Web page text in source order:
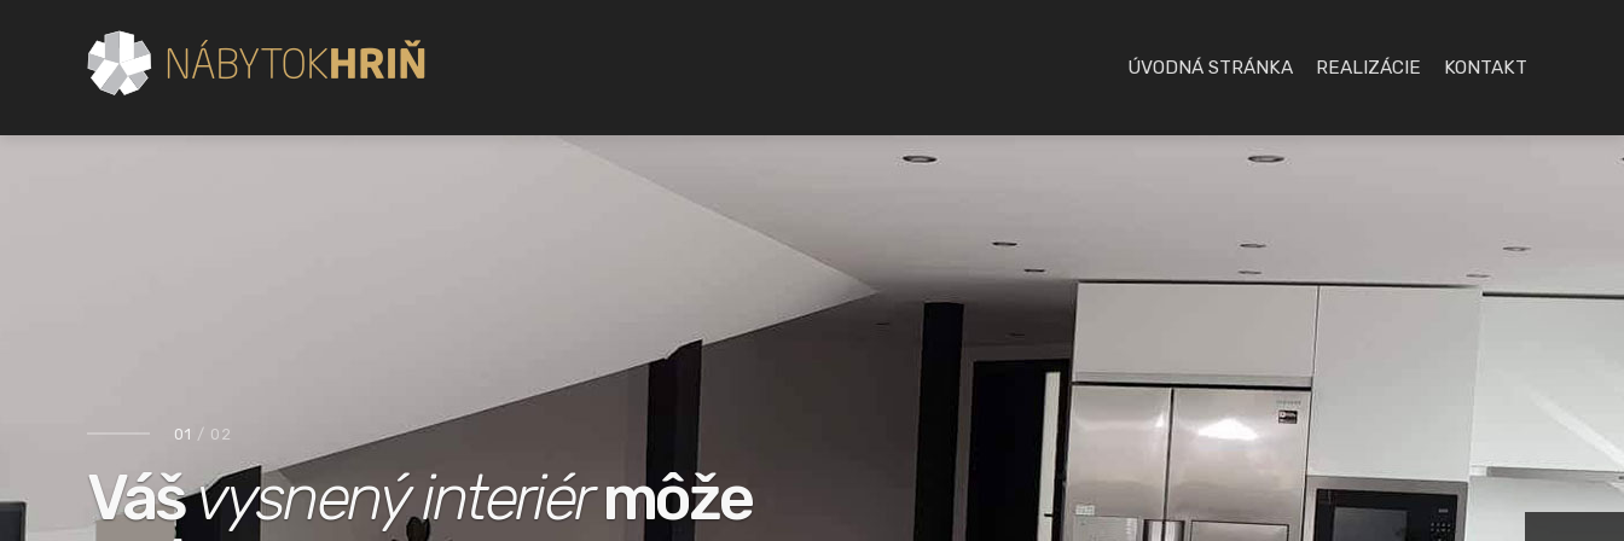
ÚVODNÁ STRÁNKA REALIZÁCIE KONTAKT
01 / 02
Vášvysnený interiérmôže